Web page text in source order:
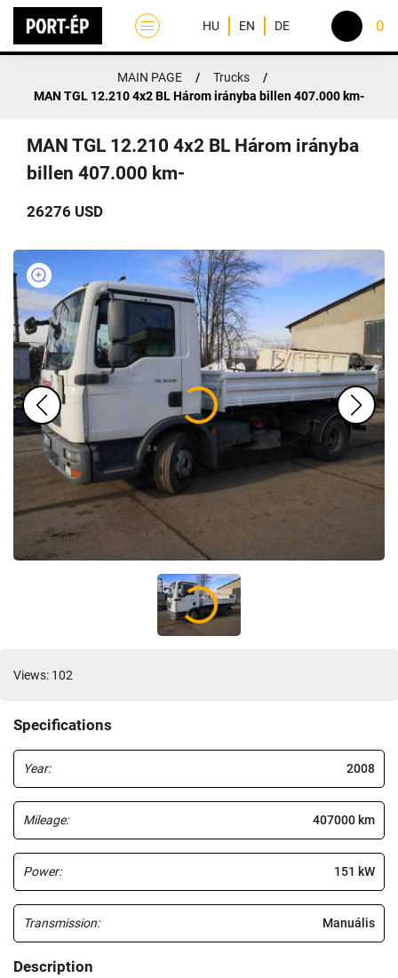
MAIN PAGE
ACTIVITIES
HU EN DE 0
MAIN PAGE / Trucks
/
MAN TGL 12.210 4x2 BL Három irányba billen 407.000 km-
MAN TGL 12.210 4x2 BL Három irányba
billen 407.000 km-
26276 USD
Views: 102
Specifications
Year: 2008
Mileage: 407000 km
Power: 151 kW
Transmission: Manuális
Description